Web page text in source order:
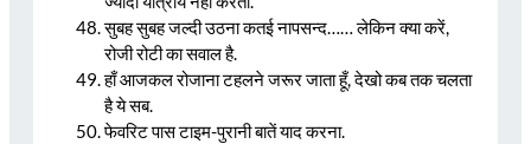
सुबह सुबह जल्दी उठना कतई नापसन्द…… लेकिन क्या करें,
रोजी रोटी का सवाल है.
हाँ आजकल रोजाना टहलने जरूर जाता हूँ, देखो कब तक चलता
है ये सब.
फेवरिट पास टाइम‍-पुरानी बातें याद करना.